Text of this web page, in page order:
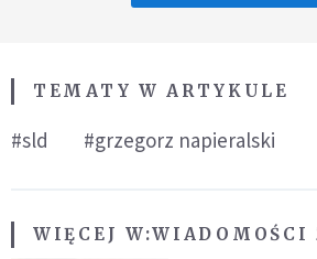
TEMATY W ARTYKULE
#sld #grzegorz napieralski
WIĘCEJ W:WIADOMOŚCI